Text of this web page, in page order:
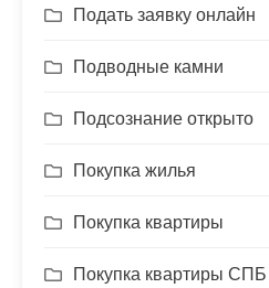
Подать заявку онлайн
Подводные камни
Подсознание открыто
Покупка жилья
Покупка квартиры
Покупка квартиры СПБ